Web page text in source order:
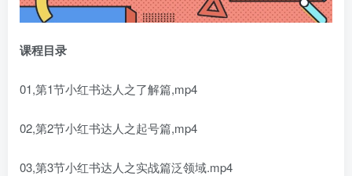
课程目录
01,第1节小红书达人之了解篇,mp4
02,第2节小红书达人之起号篇,mp4
03,第3节小红书达人之实战篇泛领域.mp4